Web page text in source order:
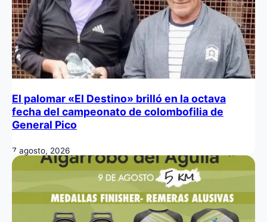
El palomar «El Destino» brilló en la octava
fecha del campeonato de colombofilia de
General Pico
7 agosto, 2026